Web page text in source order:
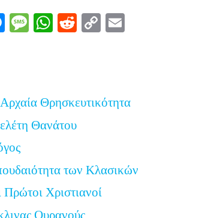
Messenger
Message
WhatsApp
Reddit
Copy
Θρησκευτικότητα
Θανάτου
των Κλασικών
Χριστιανοί
Ουρανούς